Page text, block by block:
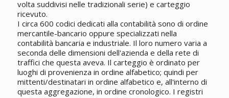
volta suddivisi nelle tradizionali serie) e carteggio
ricevuto.
I circa 600 codici dedicati alla contabilità sono di ordine
mercantile-bancario oppure specializzati nella
contabilità bancaria e industriale. Il loro numero varia a
seconda delle dimensioni dell'azienda e della rete di
traffici che questa aveva. Il carteggio è ordinato per
luoghi di provenienza in ordine alfabetico; quindi per
mittenti/destinatari in ordine alfabetico e, all'interno di
questa aggregazione, in ordine cronologico. I registri